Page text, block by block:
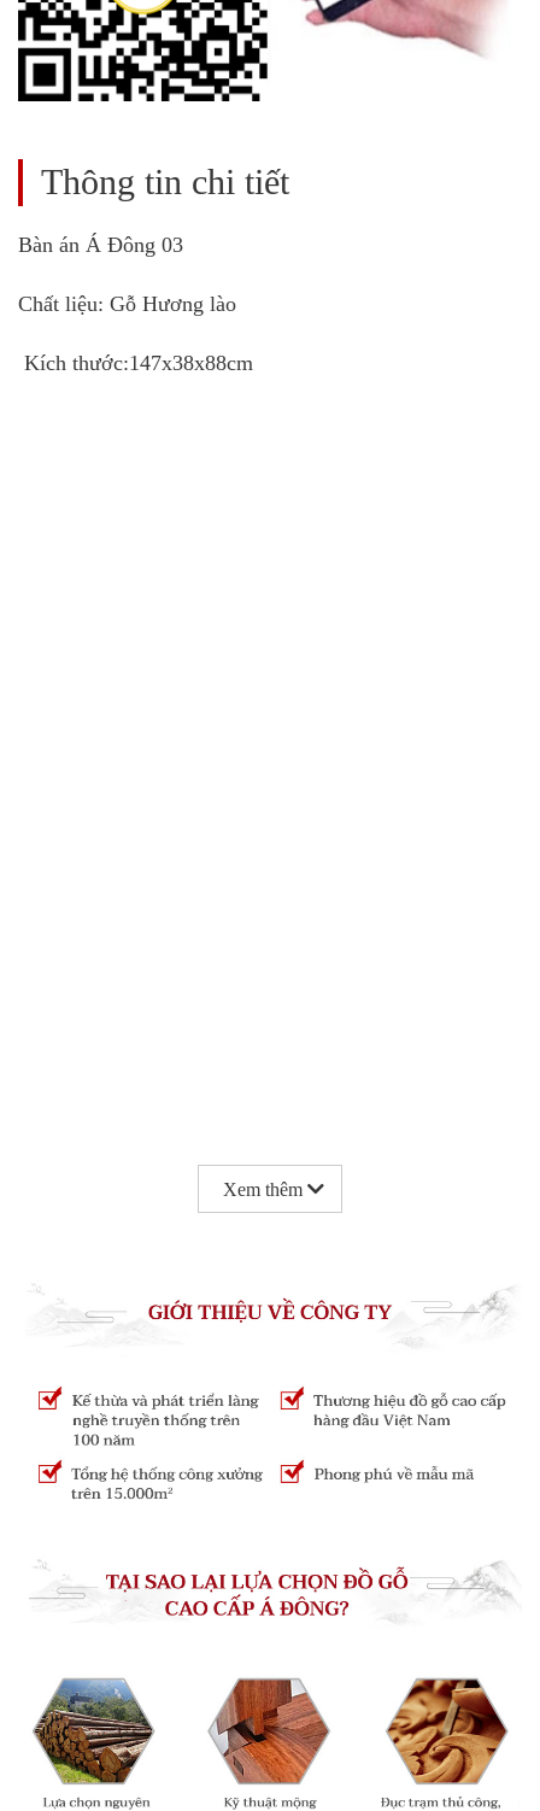
Thông tin chi tiết
Bàn án Á Đông 03
Chất liệu: Gỗ Hương lào
Kích thước:147x38x88cm
Xem thêm